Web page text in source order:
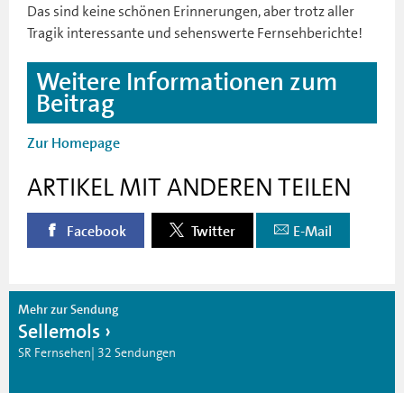
Das sind keine schönen Erinnerungen, aber trotz aller
Tragik interessante und sehenswerte Fernsehberichte!
Weitere Informationen zum
Beitrag
Zur Homepage
ARTIKEL MIT ANDEREN TEILEN
Facebook Twitter E-Mail
Mehr zur Sendung
Sellemols
SR Fernsehen| 32 Sendungen